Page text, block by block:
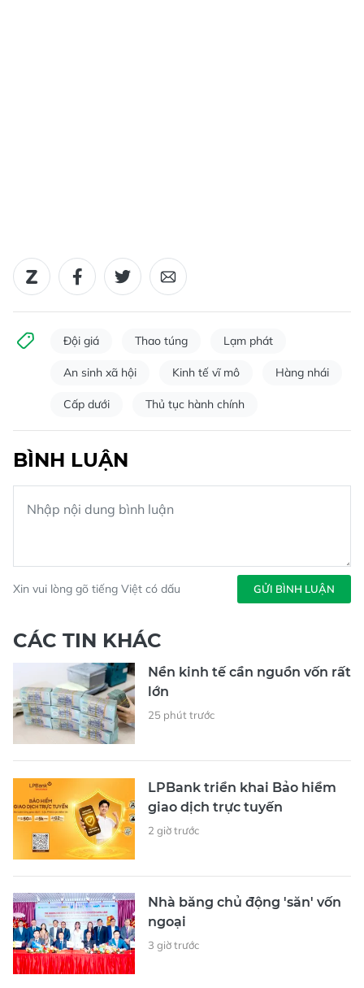
Đội giá Thao túng Lạm phát
An sinh xã hội Kinh tế vĩ mô Hàng nhái
Cấp dưới Thủ tục hành chính
BÌNH LUẬN
Xin vui lòng gõ tiếng Việt có dấu GỬI BÌNH LUẬN
CÁC TIN KHÁC
Nền kinh tế cần nguồn vốn rất
lớn
25 phút trước
LPBank triển khai Bảo hiểm
giao dịch trực tuyến
2 giờ trước
Nhà băng chủ động 'săn' vốn
ngoại
3 giờ trước